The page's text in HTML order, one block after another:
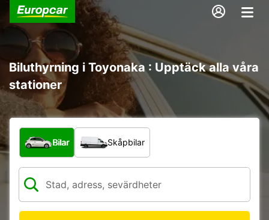
Biluthyrning i Toyonaka : Upptäck alla våra
stationer
Vilken typ av fordon?
Bilar Skåpbilar